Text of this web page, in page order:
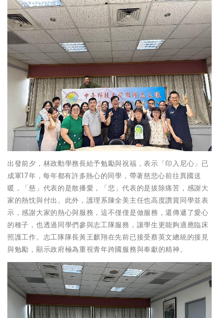
出發前夕，林政勳學務長給予勉勵與祝福，表示「印入尼心」已
成軍17年，每年都有許多熱心的同學，帶著慈悲心前往異國送
暖，「慈」代表的是散播愛，「悲」代表的是拔除痛苦，感謝大
家的熱忱與付出。此外，護理系陳全美主任也高度讚賞同學並表
示，感謝大家的熱心與服務，這不僅僅是做服務，還傳遞了愛心
的種子，也透過同學們參與志工隊服務，讓學生更能夠適應臨床
照護工作。志工隊隊長黃王麒翔在先前已接受蔡英文總統的接見
與勉勵，顯示政府極為重視青年跨國服務與奉獻的精神。